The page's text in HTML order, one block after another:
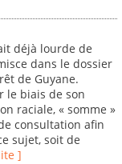
déjà lourde de
dans le dossier
de Guyane.
le biais de son
raciale, « somme »
consultation afin
sujet, soit de
]